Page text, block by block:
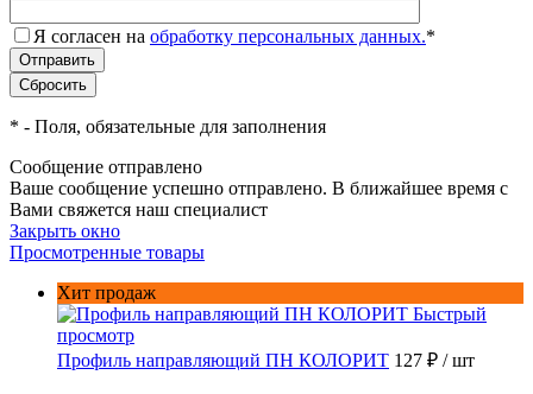
Я согласен на обработку персональных данных.*
* - Поля, обязательные для заполнения
Сообщение отправлено
Ваше сообщение успешно отправлено. В ближайшее время с
Вами свяжется наш специалист
Закрыть окно
Просмотренные товары
Хит продаж
Быстрый
просмотр
Профиль направляющий ПН КОЛОРИТ 127 ₽ / шт